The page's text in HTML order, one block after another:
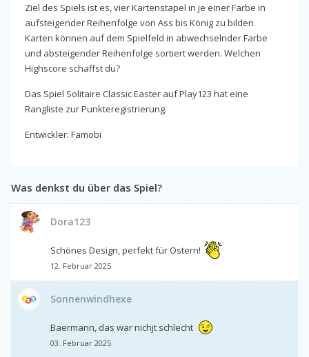
Ziel des Spiels ist es, vier Kartenstapel in je einer Farbe in
aufsteigender Reihenfolge von Ass bis König zu bilden.
Karten können auf dem Spielfeld in abwechselnder Farbe
und absteigender Reihenfolge sortiert werden. Welchen
Highscore schaffst du?
Das Spiel Solitaire Classic Easter auf Play123 hat eine
Rangliste zur Punkteregistrierung.
Entwickler: Famobi
Was denkst du über das Spiel?
Dora123
Schönes Design, perfekt für Ostern!
12. Februar 2025
Sonnenwindhexe
Baermann, das war nichjt schlecht
03. Februar 2025